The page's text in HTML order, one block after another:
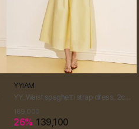
YYIAM
YY_Waist spaghetti strap dress_2color
189,000
26% 139,100